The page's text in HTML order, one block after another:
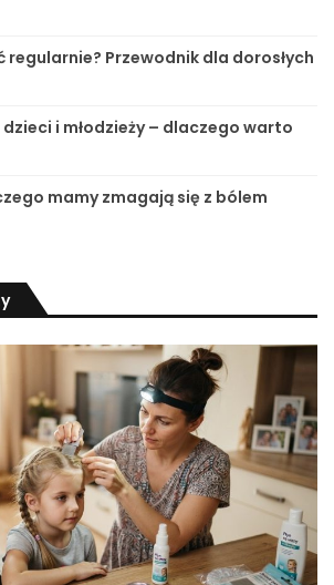
regularnie? Przewodnik dla dorosłych
i młodzieży – dlaczego warto
mamy zmagają się z bólem